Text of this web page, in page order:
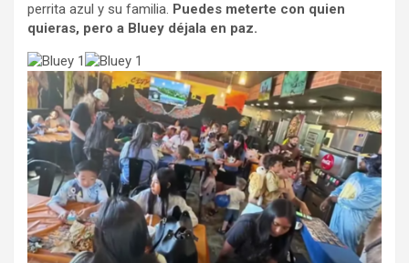
perrita azul y su familia. Puedes meterte con quien
quieras, pero a Bluey déjala en paz.